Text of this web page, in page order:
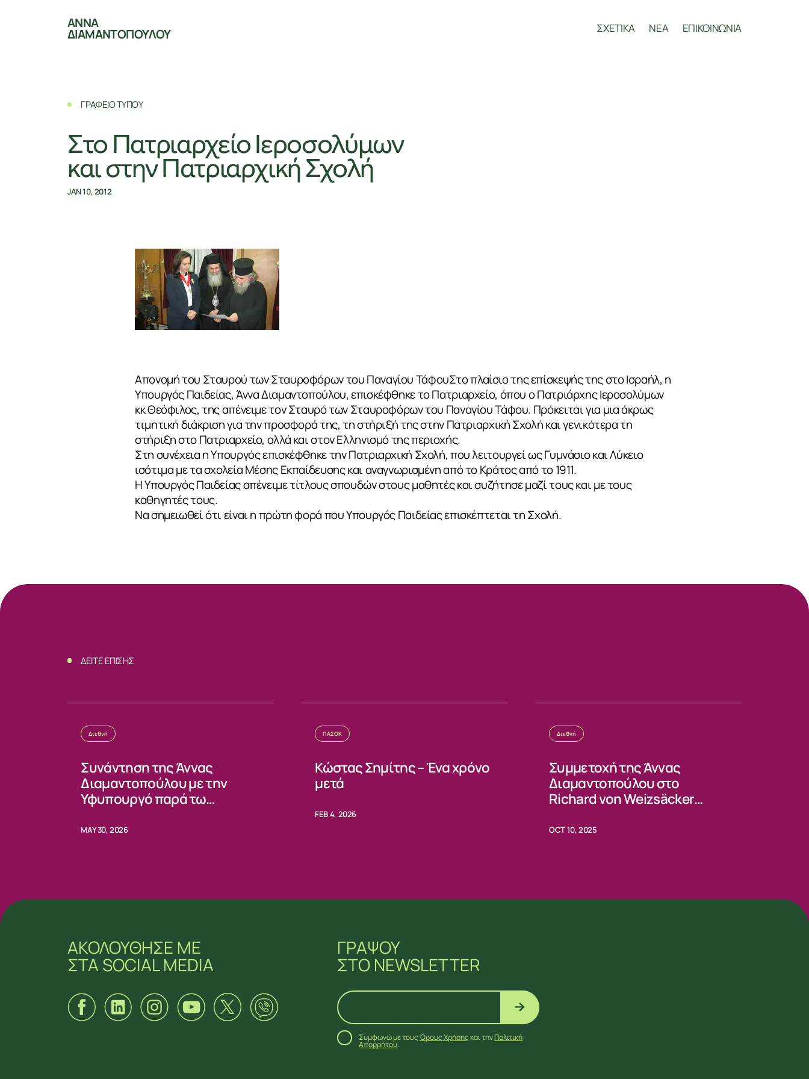
ΣΧΕΤΙΚΑ
ΑΝΝΑ
ΔΙΑΜΑΝΤΟΠΟΥΛΟΥ ΣΧΕΤΙΚΑ ΝΕΑ ΕΠΙΚΟΙΝΩΝΙΑ
ΓΡΑΦΕΙΟ ΤΥΠΟΥ
Στο Πατριαρχείο Ιεροσολύμων
και στην Πατριαρχική Σχολή
JAN 10, 2012
Απονομή του Σταυρού των Σταυροφόρων του Παναγίου ΤάφουΣτο πλαίσιο της επίσκεψής της στο Ισραήλ, η
Υπουργός Παιδείας, Άννα Διαμαντοπούλου, επισκέφθηκε το Πατριαρχείο, όπου ο Πατριάρχης Ιεροσολύμων
κκ Θεόφιλος, της απένειμε τον Σταυρό των Σταυροφόρων του Παναγίου Τάφου. Πρόκειται για μια άκρως
τιμητική διάκριση για την προσφορά της, τη στήριξή της στην Πατριαρχική Σχολή και γενικότερα τη
στήριξη στο Πατριαρχείο, αλλά και στον Ελληνισμό της περιοχής.
Στη συνέχεια η Υπουργός επισκέφθηκε την Πατριαρχική Σχολή, που λειτουργεί ως Γυμνάσιο και Λύκειο
ισότιμα με τα σχολεία Μέσης Εκπαίδευσης και αναγνωρισμένη από το Κράτος από το 1911.
Η Υπουργός Παιδείας απένειμε τίτλους σπουδών στους μαθητές και συζήτησε μαζί τους και με τους
καθηγητές τους.
Να σημειωθεί ότι είναι η πρώτη φορά που Υπουργός Παιδείας επισκέπτεται τη Σχολή.
ΔΕΙΤΕ ΕΠΙΣΗΣ
Διεθνή
Συνάντηση της Άννας
Διαμαντοπούλου με την
Υφυπουργό παρά τω
MAY 30, 2026
ΠΑΣΟΚ
Κώστας Σημίτης – Ένα χρόνο
μετά
FEB 4, 2026
Διεθνή
Συμμετοχή της Άννας
Διαμαντοπούλου στο
Richard von Weizsäcker
OCT 10, 2025
ΑΚΟΛΟΥΘΗΣΕ ΜΕ
ΣΤΑ SOCIAL MEDIA
ΓΡΑΨΟΥ
ΣΤΟ NEWSLETTER
Συμφωνώ με τουςΌρους Χρήσηςκαι τηνΠολιτική
Απορρήτου.